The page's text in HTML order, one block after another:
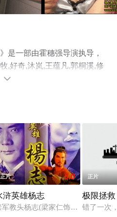
是一部由霍穗强导演执导，
,好奇,沐岚,王蕴凡,郭桐溪,修
大陆电影，手机免费观看高
剧情网等平台了解。

一直以来想要刺杀李悠悠的罪
正片 5.0
浒英雄杨志
军教头杨志(梁家仁饰)为人忠心，
正片
极限拯救
错了一次